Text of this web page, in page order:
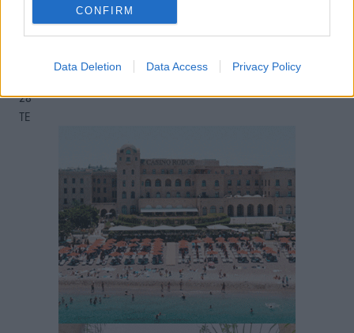
CONFIRM
Data Deletion Data Access Privacy Policy
°
ΔΕ
28°
ΤΕ